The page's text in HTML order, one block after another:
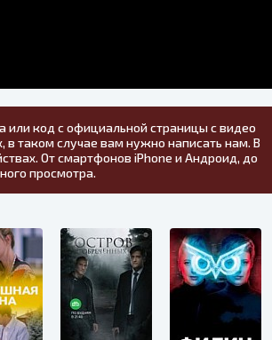
код с официальной страницы с видео
в таком случае вам нужно написать нам. В
От смартфонов iPhone и Андроид, до
просмотра.